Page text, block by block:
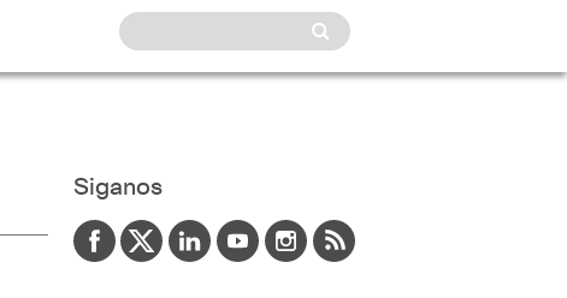
Siganos